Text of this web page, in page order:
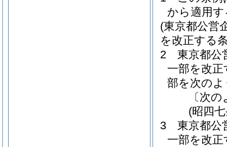
から適用
(東京都公営
を改正する
2
東京都公
一部を改
部を次の
〔次
(昭四
3
東京都公
一部を改